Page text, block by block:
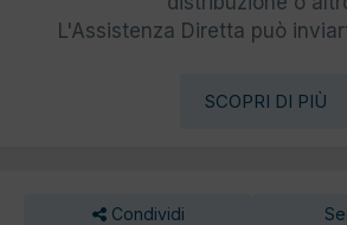
L'Assistenza Diretta può
SCOPRI DI PIÙ
Condividi